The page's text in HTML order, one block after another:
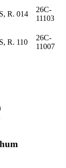
R. 014
26C-
11103
R. 110
26C-
11007